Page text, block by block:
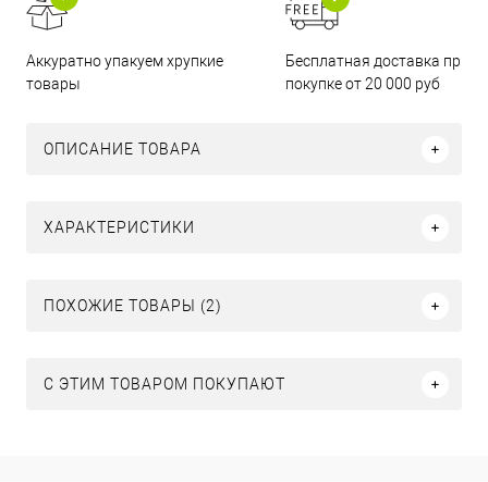
Аккуратно упакуем хрупкие
товары
Бесплатная доставка при
покупке от 20 000 руб
ОПИСАНИЕ ТОВАРА
ХАРАКТЕРИСТИКИ
ПОХОЖИЕ ТОВАРЫ (2)
С ЭТИМ ТОВАРОМ ПОКУПАЮТ